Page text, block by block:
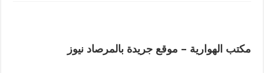
مكتب الهوارية – موقع جريدة بالمرصاد نيوز